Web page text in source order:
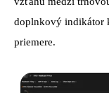
doplnkový indikátor
priemere.